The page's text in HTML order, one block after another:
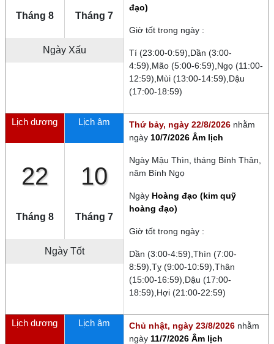
Tháng 8 Tháng 7
Ngày Xấu
đạo)
Giờ tốt trong ngày :
Tí (23:00-0:59),Dần (3:00-
4:59),Mão (5:00-6:59),Ngọ (11:00-
12:59),Mùi (13:00-14:59),Dậu
(17:00-18:59)
Lịch dương
22
Tháng 8
Lịch âm
10
Tháng 7
Ngày Tốt
Thứ bảy, ngày 22/8/2026 nhằm
ngày 10/7/2026 Âm lịch
Ngày Mậu Thìn , tháng Bính Thân
năm Bính Ngọ
Ngày Hoàng đạo (kim quỹ
hoàng đạo)
Giờ tốt trong ngày :
Dần (3:00-4:59),Thìn (7:00-
8:59),Tỵ (9:00-10:59),Thân
(15:00-16:59),Dậu (17:00-
18:59),Hợi (21:00-22:59)
Lịch dương Lịch âm Chủ nhật, ngày 23/8/2026 nhằm
ngày 11/7/2026 Âm lịch